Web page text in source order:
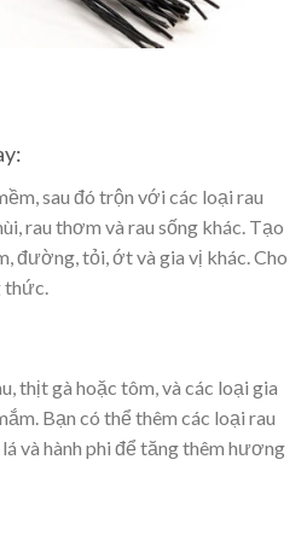
sau đó trộn với các loại rau
rau thơm và rau sống khác. Tạo
đường, tỏi, ớt và gia vị khác. Cho
thức.
thịt gà hoặc tôm, và các loại gia
Bạn có thể thêm các loại rau
và hành phi để tăng thêm hương